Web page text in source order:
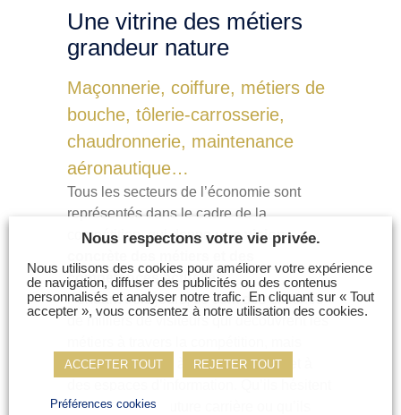
Une vitrine des métiers
grandeur nature
Maçonnerie, coiffure, métiers de
bouche, tôlerie-carrosserie,
chaudronnerie, maintenance
aéronautique…
Tous les secteurs de l’économie sont
représentés dans le cadre de la
compétition, qui donneune vision
compétences actuelles.
Pendant trois jours, ce sont des dizaines
de milliers de visiteurs qui découvrent les
également grâce à des animations et à
encore sur leur future carrière ou qu’ils
Nous respectons votre vie privée.
Nous utilisons des cookies pour améliorer votre expérience
de navigation, diffuser des publicités ou des contenus
personnalisés et analyser notre trafic. En cliquant sur « Tout
accepter », vous consentez à notre utilisation des cookies.
ACCEPTER TOUT REJETER TOUT
Préférences cookies